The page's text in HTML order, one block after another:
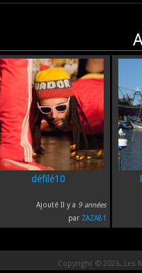
défilé10
Ajouté Il y a 9 années
par ZAZA81
Copyright © 2026, Les